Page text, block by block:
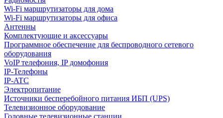
Wi-Fi маршрутизаторы для дома
Wi-Fi маршрутизаторы для офиса
Антенны
Комплектующие и аксессуары
Программное обеспечение для беспроводного сетевого
оборудования
VoIP телефония, IP домофония
IP-Телефоны
IP-ATC
Электропитание
Источники бесперебойного питания ИБП (UPS)
Телевизионное оборудование
Головные телевизионные станции